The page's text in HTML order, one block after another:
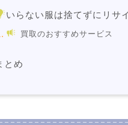
いらない服は捨てずにリサ
買取のおすすめサービス
とめ